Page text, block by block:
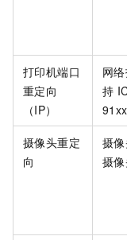
打印机端口
重定向
（IP）
网
持
摄像头重定
向
摄
摄